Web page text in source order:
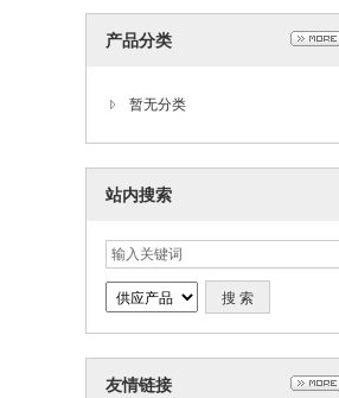
产品分类
暂无分类
站内搜索
友情链接